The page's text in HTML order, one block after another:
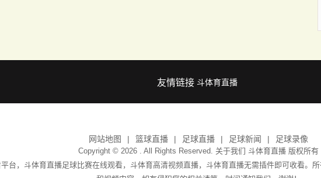
友情链接 斗体育直播
网站地图 篮球直播 足球直播 足球新闻 足球录像
Copyright © 2026 . All Rights Reserved. 关于我们 斗体育直播 版权所有
台，斗体育直播足球比赛在线观看，斗体育高清视频直播，斗体育直播无需插件即可收看。